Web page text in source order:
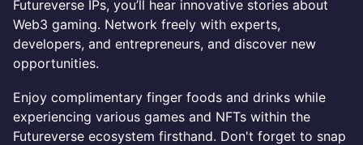
Futureverse IPs, you’ll hear innovative stories about
Web3 gaming. Network freely with experts,
developers, and entrepreneurs, and discover new
opportunities.
Enjoy complimentary finger foods and drinks while
experiencing various games and NFTs within the
Futureverse ecosystem firsthand. Don't forget to snap